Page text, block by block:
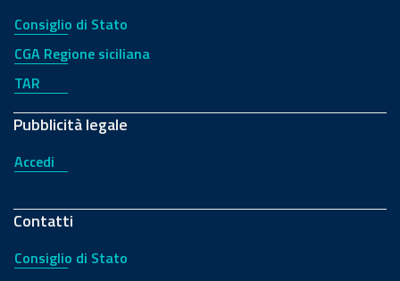
Consiglio di Stato
CGA Regione siciliana
TAR
Pubblicità legale
Accedi
Contatti
Consiglio di Stato